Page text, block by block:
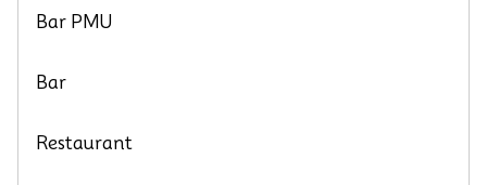
Bar PMU
Bar
Restaurant